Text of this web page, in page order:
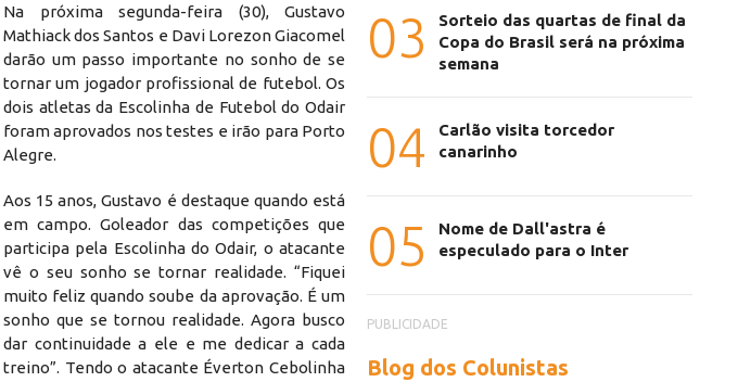
Na próxima segunda-feira (30), Gustavo
Mathiack dos Santos e Davi Lorezon Giacomel
darão um passo importante no sonho de se
tornar um jogador profissional de futebol. Os
dois atletas da Escolinha de Futebol do Odair
foram aprovados nos testes e irão para Porto
Alegre.
Aos 15 anos, Gustavo é destaque quando está
em campo. Goleador das competições que
participa pela Escolinha do Odair, o atacante
vê o seu sonho se tornar realidade. “Fiquei
muito feliz quando soube da aprovação. É um
sonho que se tornou realidade. Agora busco
dar continuidade a ele e me dedicar a cada
treino”. Tendo o atacante Éverton Cebolinha
03
Sorteio das quartas de final da
Copa do Brasil será na próxima
semana
04
Carlão visita torcedor
canarinho
05
Nome de Dall'astra é
especulado para o Inter
PUBLICIDADE
Blog dos Colunistas